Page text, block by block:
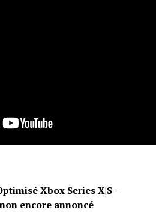
Xbox Series X|S –
encore annoncé